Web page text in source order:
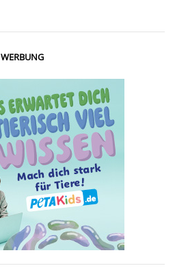
WERBUNG